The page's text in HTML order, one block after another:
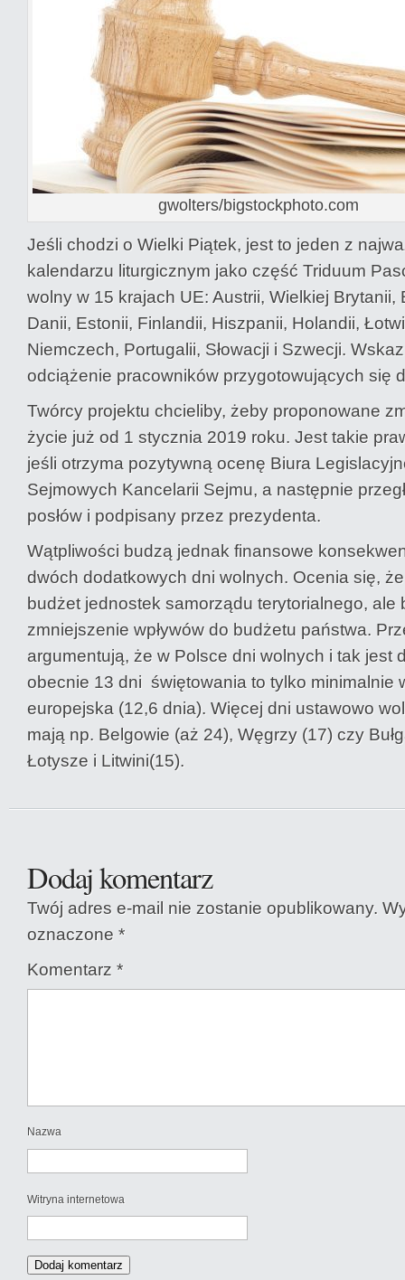
gwolters/bigstockphoto.com
Jeśli chodzi o Wielki Piątek, jest to jeden z
kalendarzu liturgicznym jako część Triduum
wolny w 15 krajach UE: Austrii, Wielkiej Brytanii,
Danii, Estonii, Finlandii, Hiszpanii, Holandii,
Niemczech, Portugalii, Słowacji i Szwecji.
odciążenie pracowników przygotowujących się
Twórcy projektu chcieliby, żeby proponowane
życie już od 1 stycznia 2019 roku. Jest takie
jeśli otrzyma pozytywną ocenę Biura
Sejmowych Kancelarii Sejmu, a następnie
posłów i podpisany przez prezydenta.
Wątpliwości budzą jednak finansowe
dwóch dodatkowych dni wolnych. Ocenia się,
budżet jednostek samorządu terytorialnego, ale
zmniejszenie wpływów do budżetu państwa.
argumentują, że w Polsce dni wolnych i tak jest
obecnie 13 dni świętowania to tylko minimalnie
europejska (12,6 dnia). Więcej dni ustawowo
mają np. Belgowie (aż 24), Węgrzy (17) czy
Łotysze i Litwini(15).
Dodaj komentarz
Twój adres e-mail nie zostanie opublikowany.
oznaczone *
Komentarz *
Nazwa
Witryna internetowa